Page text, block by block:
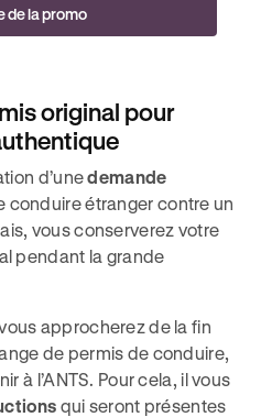
de la promo
original pour
d’unedemande
conduire étranger contre un
vous conserverez votre
pendant la grande
approcherez de la fin
de permis de conduire,
à l’ANTS. Pour cela, il vous
qui seront présentes